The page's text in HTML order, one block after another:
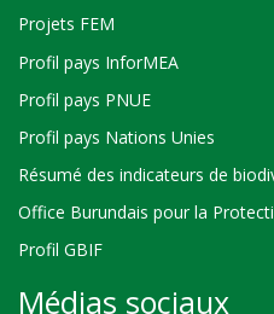
Projets FEM
Profil pays InforMEA
Profil pays PNUE
Profil pays Nations Unies
Résumé des indicateurs de
Office Burundais pour la
Profil GBIF
Médias sociaux